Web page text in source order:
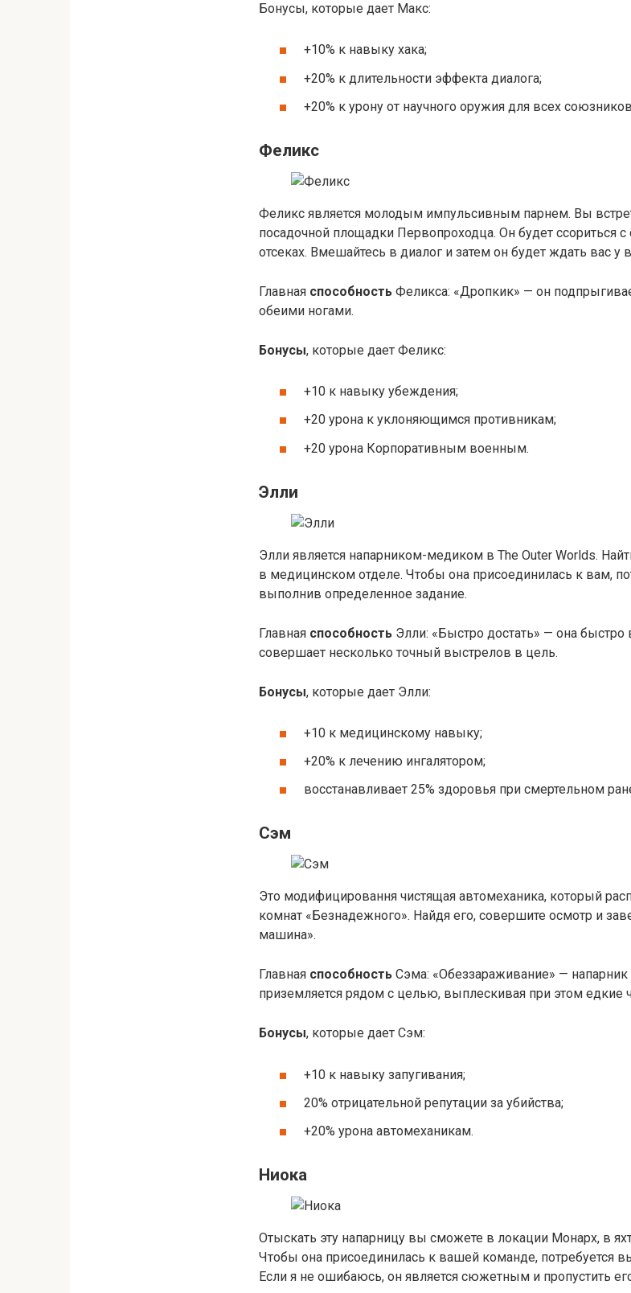
Бонусы, которые дает Макс:
+10% к навыку хака;
+20% к длительности эффекта диалога;
+20% к урону от научного оружия для всех
Феликс
Феликс является молодым импульсивным парнем. Вы
посадочной площадки Первопроходца. Он будет ссориться
отсеках. Вмешайтесь в диалог и затем он будет ждать вас у
Главная способность Феликса: «Дропкик» — он
обеими ногами.
Бонусы, которые дает Феликс:
+10 к навыку убеждения;
+20 урона к уклоняющимся противникам;
+20 урона Корпоративным военным.
Элли
Элли является напарником-медиком в The Outer Worlds.
в медицинском отделе. Чтобы она присоединилась к вам,
выполнив определенное задание.
Главная способность Элли: «Быстро достать» — она быстро
совершает несколько точный выстрелов в цель.
Бонусы, которые дает Элли:
+10 к медицинскому навыку;
+20% к лечению ингалятором;
восстанавливает 25% здоровья при смертельном
Сэм
Это модифицировання чистящая автомеханика, который
комнат «Безнадежного». Найдя его, совершите осмотр и
машина».
Главная способность Сэма: «Обеззараживание» —
приземляется рядом с целью, выплескивая при этом едкие
Бонусы, которые дает Сэм:
+10 к навыку запугивания;
20% отрицательной репутации за убийства;
+20% урона автомеханикам.
Ниока
Отыскать эту напарницу вы сможете в локации Монарх, в
Чтобы она присоединилась к вашей команде, потребуется
Если я не ошибаюсь, он является сюжетным и пропустить